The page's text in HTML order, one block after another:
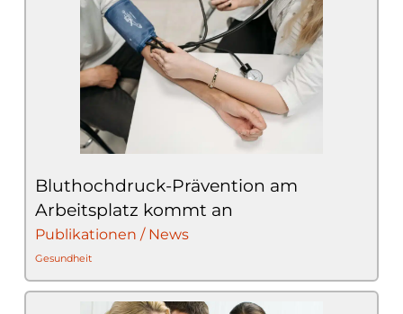
Bluthochdruck-Prävention am
Arbeitsplatz kommt an
Publikationen / News
Gesundheit